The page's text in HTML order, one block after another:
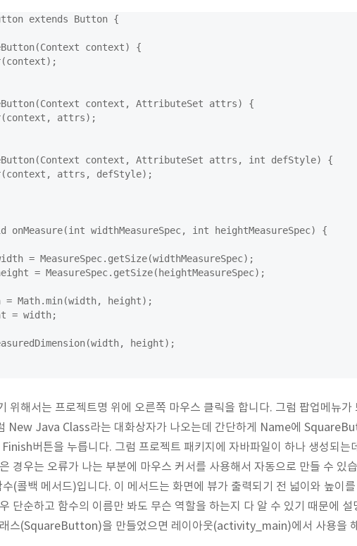
extends Button {
위해서는 프로젝트명 위에 오른쪽 마우스 클릭을 합니다. 그럼 팝업메뉴
New Java Class라는 대화상자가 나오는데 간단하게 Name에
버튼을 누릅니다. 그럼 프로젝트 패키지에 자바파일이 하나 생성되는
경우는 오류가 나는 부분에 마우스 커서를 사용해서 자동으로 만들 수 있
수(콜백 메서드)입니다. 이 메서드는 화면에 뷰가 출력되기 전 넓이와 높이
단순하고 함수의 이름만 봐도 무슨 역할을 하는지 다 알 수 있기 때문에 설
스(SquareButton)을 만들었으면 레이아웃(activity_main)에서 사용을